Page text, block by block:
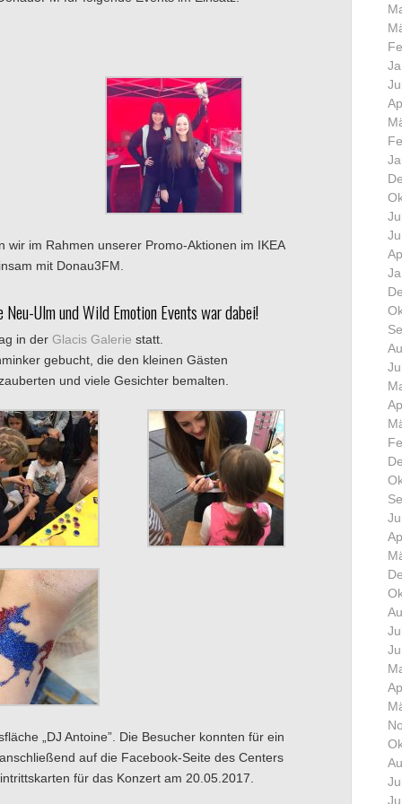
im Rahmen unserer Promo-Aktionen im IKEA
mit Donau3FM.
Ulm und Wild Emotion Events war dabei!
in der Glacis Galerie statt.
gebucht, die den kleinen Gästen
und viele Gesichter bemalten.
„DJ Antoine”. Die Besucher konnten für ein
auf die Facebook-Seite des Centers
für das Konzert am 20.05.2017.